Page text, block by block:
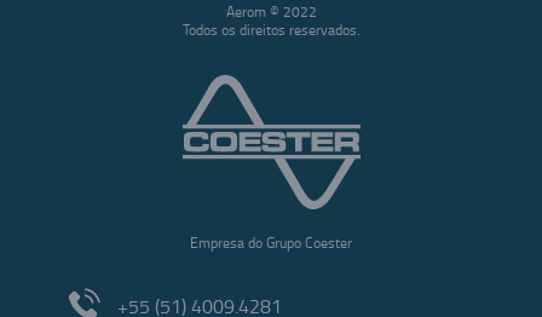
Aerom © 2022
Todos os direitos reservados.
Empresa do Grupo Coester
+55 (51) 4009.4281